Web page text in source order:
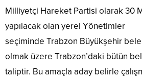
Milliyetçi Hareket Partisi olarak 30
yapılacak olan yerel Yönetimler
seçiminde Trabzon Büyükşehir
olmak üzere Trabzon’daki bütün
taliptir. Bu amaçla aday belirle